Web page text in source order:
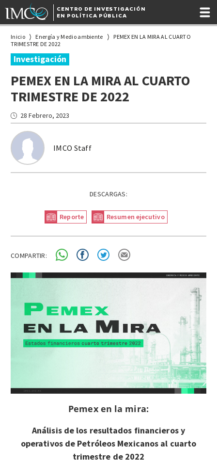
CENTRO DE INVESTIGACIÓN
EN POLÍTICA PÚBLICA
Inicio Energía y Medio ambiente
PEMEX EN LA MIRA AL CUARTO
TRIMESTRE DE 2022
Investigación
PEMEX EN LA MIRA AL CUARTO
TRIMESTRE DE 2022
IMCO Staff
28 Febrero, 2023
DESCARGAS:
Reporte Resumen ejecutivo
COMPARTIR:
Pemex en la mira:
Análisis de los resultados financieros y
operativos de Petróleos Mexicanos al cuarto
trimestre de 2022